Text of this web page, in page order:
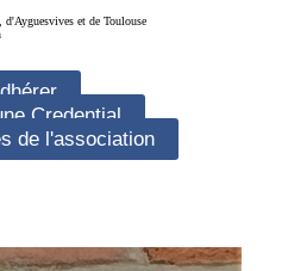
et de Toulouse
Credential
de l'association